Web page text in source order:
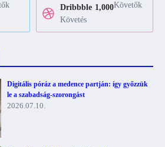
Dribbble 1,000Követők
Követés
Digitális póráz a medence partján: így győzzük
le a szabadság-szorongást
2026.07.10.